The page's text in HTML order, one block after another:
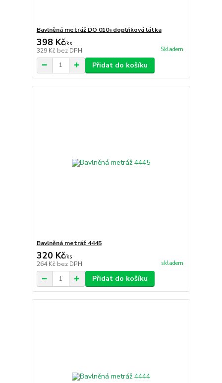
Bavlněná metráž DO 010+doplňková látka
398 Kč/ks
329 Kč bez DPH Skladem
Přidat do košíku
Bavlněná metráž 4445
320 Kč/ks
264 Kč bez DPH skladem
Přidat do košíku